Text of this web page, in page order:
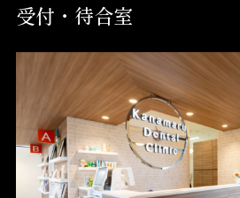
受付・待合室